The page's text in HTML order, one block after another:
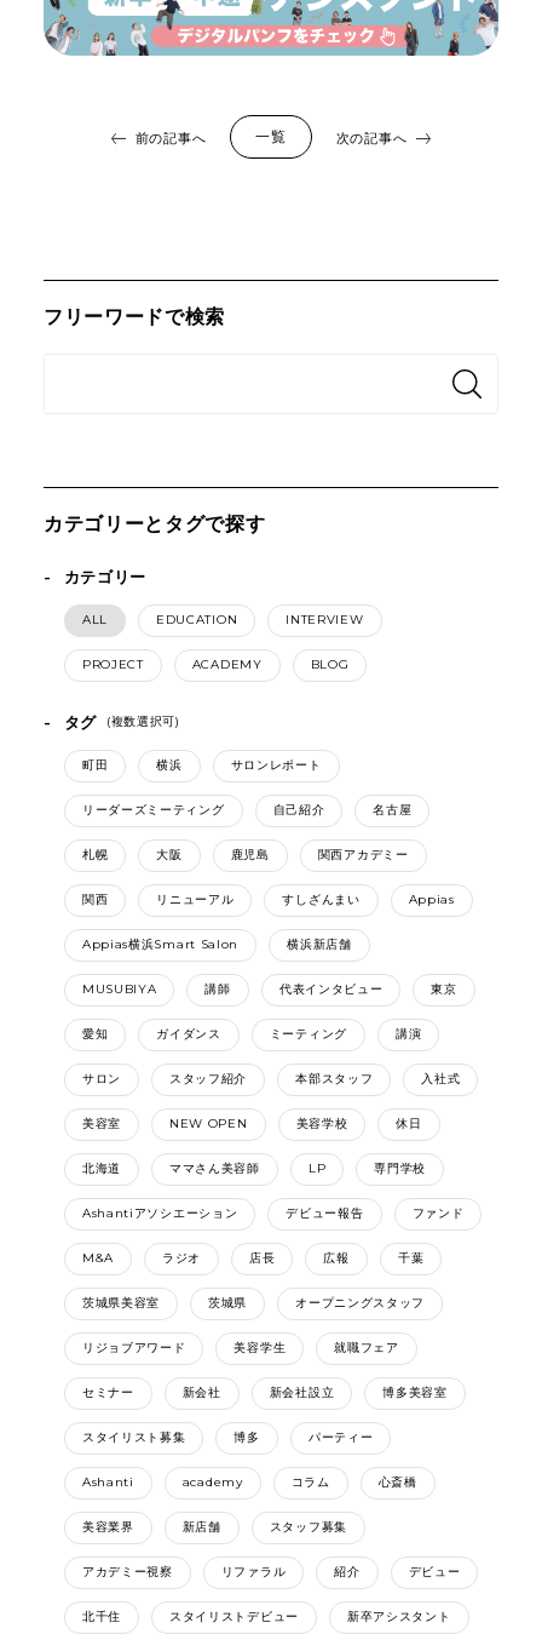
前の記事へ 一覧 次の記事へ
フリーワードで検索
カテゴリーとタグで探す
カテゴリー
ALL EDUCATION INTERVIEW
PROJECT ACADEMY BLOG
タグ (複数選択可)
町田 横浜 サロンレポート
リーダーズミーティング 自己紹介 名古屋
札幌 大阪 鹿児島 関西アカデミー
関西 リニューアル すしざんまい Appias
Appias横浜Smart Salon 横浜新店舗
MUSUBIYA 講師 代表インタビュー 東京
愛知 ガイダンス ミーティング 講演
サロン スタッフ紹介 本部スタッフ 入社式
美容室 NEW OPEN 美容学校 休日
北海道 ママさん美容師 LP 専門学校
Ashantiアソシエーション デビュー報告 ファンド
M&A ラジオ 店長 広報 千葉
茨城県美容室 茨城県 オープニングスタッフ
リジョブアワード 美容学生 就職フェア
セミナー 新会社 新会社設立 博多美容室
スタイリスト募集 博多 パーティー
Ashanti academy コラム 心斎橋
美容業界 新店舗 スタッフ募集
アカデミー視察 リファラル 紹介 デビュー
北千住 スタイリストデビュー 新卒アシスタント